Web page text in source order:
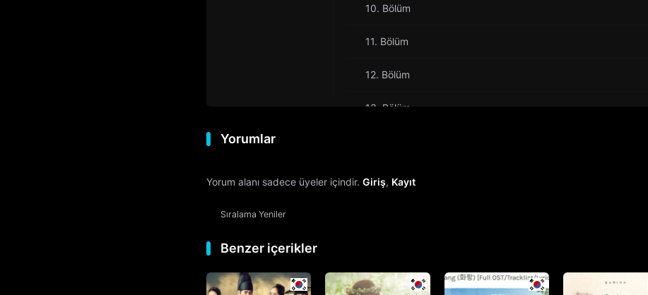
10. Bölüm
11. Bölüm
12. Bölüm
13. Bölüm
18. Bölüm
Yorumlar
Yorum alanı sadece üyeler içindir. Giriş, Kayıt
Sıralama Yeniler
Benzer içerikler